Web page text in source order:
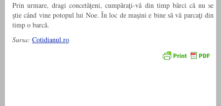
Prin urmare, dragi concetăţeni, cumpăraţi-vă din timp bărci că nu se
ştie când vine potopul lui Noe. În loc de maşini e bine să vă parcaţi din
timp o barcă.
Sursa: Cotidianul.ro